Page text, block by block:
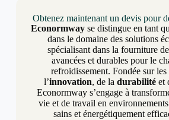
Obtenez maintenant un devis pour
Econormway se distingue en tant
dans le domaine des solutions
spécialisant dans la fourniture
avancées et durables pour le
refroidissement. Fondée sur
l’innovation, de ladurabilité et
Econormway s’engage à
vie et de travail en
sains et énergétiquement